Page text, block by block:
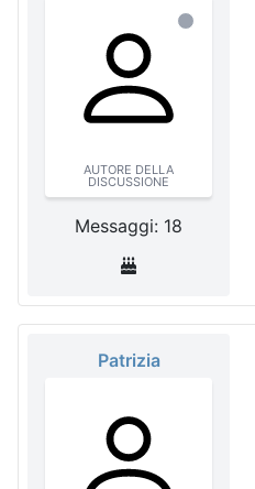
AUTORE DELLA
DISCUSSIONE
Messaggi: 18
Patrizia